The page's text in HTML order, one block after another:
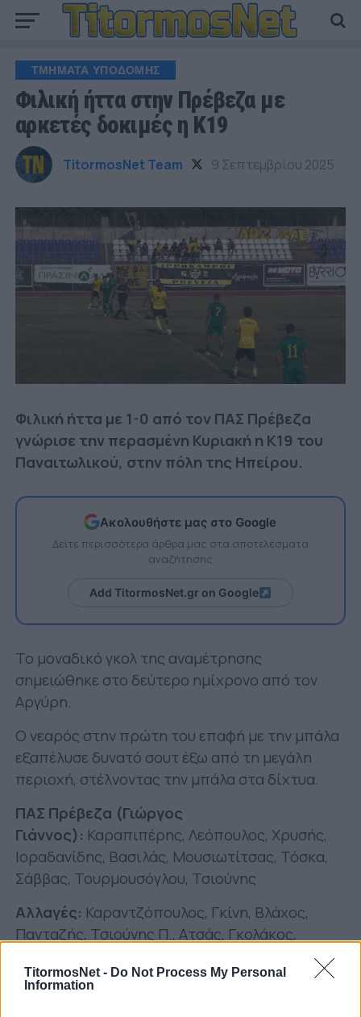
TitormosNet - Do Not Process My Personal
Information
ΤΜΗΜΑΤΑ ΥΠΟΔΟΜΗΣ
Φιλική ήττα στην Πρέβεζα με
αρκετές δοκιμές η Κ19
TitormosNet Team 9 Σεπτεμβρίου 2025
Φιλική ήττα με 1-0 από τον ΠΑΣ Πρέβεζα
γνώρισε την περασμένη Κυριακή η Κ19 του
Παναιτωλικού, στην πόλη της Ηπείρου.
Ακολουθήστε μας στο Google
Δείτε περισσότερα άρθρα μας στα αποτελέσματα
αναζήτησης
Add TitormosNet.gr on Google
Το μοναδικό γκολ της αναμέτρησης
σημειώθηκε στο δεύτερο ημίχρονο από τον
Αργύρη.
Ο νεαρός στην πρώτη του επαφή με την μπάλα
εξαπέλυσε δυνατό σουτ έξω από τη μεγάλη
περιοχή, στέλνοντας την μπάλα στα δίχτυα.
ΠΑΣ Πρέβεζα (Γιώργος
Γιάννος): Καραπιπέρης, Λεόπουλος, Χρυσής,
Ιοραδανίδης, Βασιλάς, Μουσιωτίτσας, Τόσκα,
Σάββας, Τουρμουσόγλου, Τσιούνης
Αλλαγές: Καραντζόπουλος, Γκίνη, Βλάχος,
Πανταζής, Τσιούνης Π., Ατσάς, Γκολάκος,
Τουλκερίδης, Γεωργουσόπουλος, Κοτσαντής,
Ιασωνίδης, Αργύρης, Σκαμνέλος